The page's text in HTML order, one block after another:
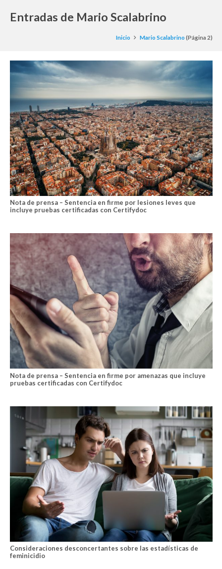
Entradas de Mario Scalabrino
Inicio Mario Scalabrino (Página 2)
Nota de prensa – Sentencia en firme por lesiones leves que
incluye pruebas certificadas con Certifydoc
Nota de prensa – Sentencia en firme por amenazas que incluye
pruebas certificadas con Certifydoc
Consideraciones desconcertantes sobre las estadísticas de
feminicidio